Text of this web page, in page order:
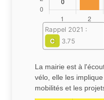
Rappel 2021 :
C
3.75
La mairie est à
vélo, elle les
mobilités et les